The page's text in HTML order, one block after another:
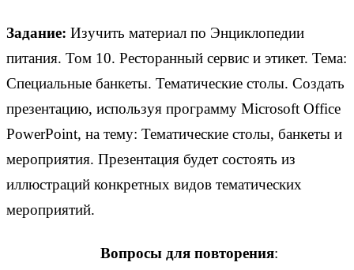
Задание: Изучить материал по Энциклопедии
питания. Том 10. Ресторанный сервис и этикет. Тема:
Специальные банкеты. Тематические столы. Создать
презентацию, используя программу Microsoft Office
PowerPoint, на тему: Тематические столы, банкеты и
мероприятия. Презентация будет состоять из
иллюстраций конкретных видов тематических
мероприятий.
Вопросы для повторения: